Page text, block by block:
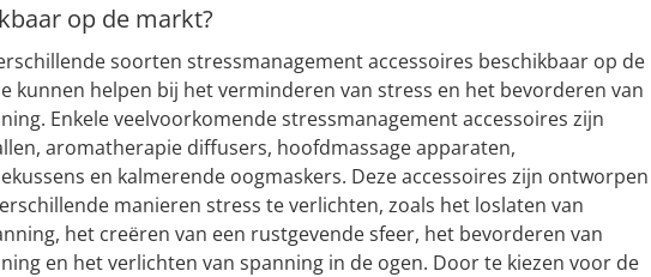
op de markt?
soorten stressmanagement accessoires beschikbaar op de
kunnen helpen bij het verminderen van stress en het bevorderen van
Enkele veelvoorkomende stressmanagement accessoires zijn
aromatherapie diffusers, hoofdmassage apparaten,
en kalmerende oogmaskers. Deze accessoires zijn ontworpen
manieren stress te verlichten, zoals het loslaten van
het creëren van een rustgevende sfeer, het bevorderen van
en het verlichten van spanning in de ogen. Door te kiezen voor de